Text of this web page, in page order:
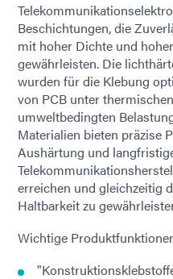
Beschichtungen, die
mit hoher Dichte und
gewährleisten. Die
wurden für die Klebung
von PCB unter
umweltbedingten
Materialien bieten präzise
Aushärtung und
erreichen und gleichzeitig
Haltbarkeit zu
Wichtige